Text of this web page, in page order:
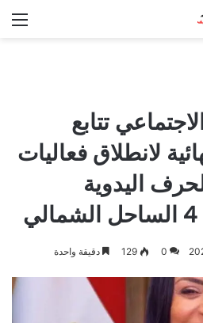
تتابع
لانطلاق فعاليات
اليدوية
0
129 دقيقة واحدة